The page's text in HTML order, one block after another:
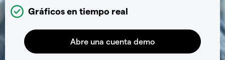
Gráficos en tiempo real